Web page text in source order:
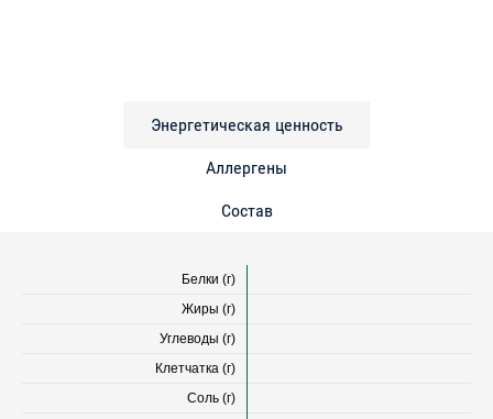
Энергетическая ценность
Аллергены
Состав
Белки (г)
Жиры (г)
Углеводы (г)
Клетчатка (г)
Соль (г)